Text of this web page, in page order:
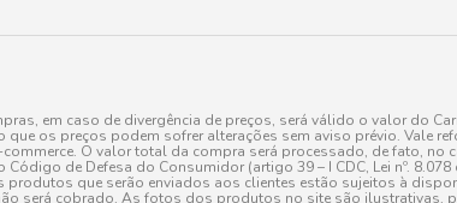
em caso de divergência de preços, será válido o valor do
os preços podem sofrer alterações sem aviso prévio. Vale
O valor total da compra será processado, de fato, no
de Defesa do Consumidor (artigo 39 – I CDC, Lei nº. 8.078
que serão enviados aos clientes estão sujeitos à
será cobrado. As fotos dos produtos no site são ilustrativas,